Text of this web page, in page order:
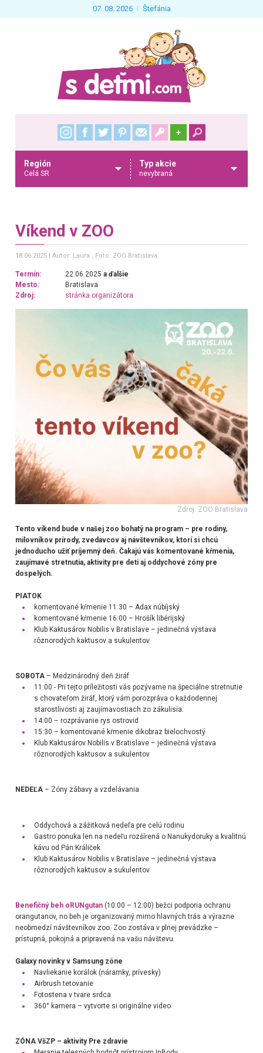
07. 08. 2026 Štefánia
+
Región
Celá SR
Typ akcie
nevybraná
Víkend v ZOO
18.06.2025 Autor: Laura , Foto: ZOO Bratislava
Termín: 22.06.2025a ďalšie
Mesto:
Bratislava
Zdroj:
stránka organizátora
Zdroj: ZOO Bratislava
Tento víkend bude v našej zoo bohatý na program – pre rodiny,
milovníkov prírody, zvedavcov aj návštevníkov, ktorí si chcú
jednoducho užiť príjemný deň. Čakajú vás komentované kŕmenia,
zaujímavé stretnutia, aktivity pre deti aj oddychové zóny pre
dospelých.
PIATOK
komentované kŕmenie 11:30 – Adax núbíjský
komentované kŕmenie 16:00 – Hrošík libérijský
Klub Kaktusárov Nobilis v Bratislave– jedinečná výstava
rôznorodých kaktusov a sukulentov
SOBOTA– Medzinárodný deň žiráf
11:00 - Pri tejto príležitosti vás pozývame na špeciálne stretnutie
s chovateľom žiráf, ktorý vám porozpráva o každodennej
starostlivosti aj zaujímavostiach zo zákulisia.
14:00 – rozprávanie rys ostrovid
15:30 – komentované kŕmenie dikobraz bielochvostý
Klub Kaktusárov Nobilis v Bratislave– jedinečná výstava
rôznorodých kaktusov a sukulentov
NEDEĽA– Zóny zábavy a vzdelávania
Oddychová a zážitková nedeľa pre celú rodinu
Gastro ponuka len na nedeľu rozšírená o Nanukydorukya kvalitnú
kávu od Pán Králiček
Klub Kaktusárov Nobilis v Bratislave– jedinečná výstava
rôznorodých kaktusov a sukulentov
Benefičný beh oRUNgutan (10:00 – 12:00) bežci podporia ochranu
orangutanov, no beh je organizovaný mimo hlavných trás a výrazne
neobmedzí návštevníkov zoo. Zoo zostáva v plnej prevádzke –
prístupná, pokojná a pripravená na vašu návštevu.
Galaxy novinky v Samsung zóne
Navliekanie korálok (náramky, prívesky)
Airbrush tetovanie
Fotostena v tvare srdca
360° kamera – vytvorte si originálne video
ZÓNA VšZP – aktivity Pre zdravie